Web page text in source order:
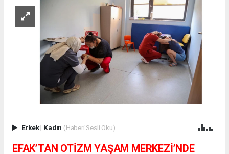
Erkek| Kadın (Haberi Sesli Oku)
EFAK’TAN OTİZM YAŞAM MERKEZİ’NDE